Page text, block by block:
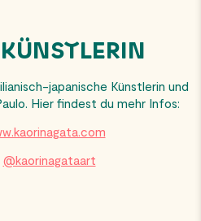
japanische Künstlerin und
Hier findest du mehr Infos:
@kaorinagataart